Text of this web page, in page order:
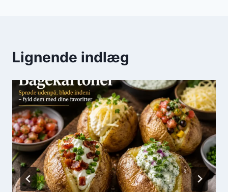
Lignende indlæg